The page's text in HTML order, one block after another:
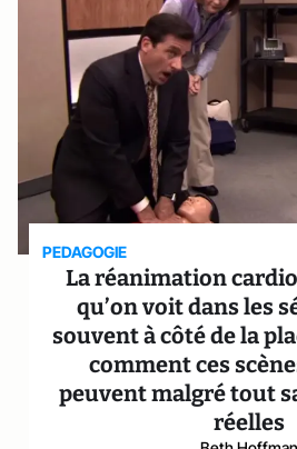
PEDAGOGIE
La réanimation
qu’on voit dans les
souvent à côté de la
comment ces
peuvent malgré tout
réelles